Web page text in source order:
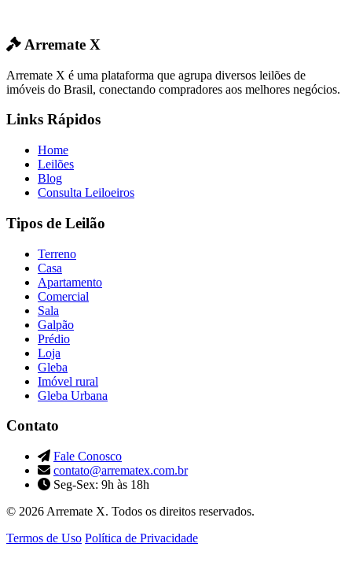
Arremate X
Arremate X é uma plataforma que agrupa diversos leilões de
imóveis do Brasil, conectando compradores aos melhores negócios.
Links Rápidos
Home
Leilões
Blog
Consulta Leiloeiros
Tipos de Leilão
Terreno
Casa
Apartamento
Comercial
Sala
Galpão
Prédio
Loja
Gleba
Imóvel rural
Gleba Urbana
Contato
Fale Conosco
contato@arrematex.com.br
Seg-Sex: 9h às 18h
© 2026 Arremate X. Todos os direitos reservados.
Termos de Uso Política de Privacidade